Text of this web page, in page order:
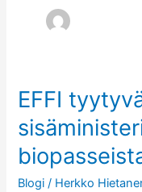
EFFI
Blogi / Herkko